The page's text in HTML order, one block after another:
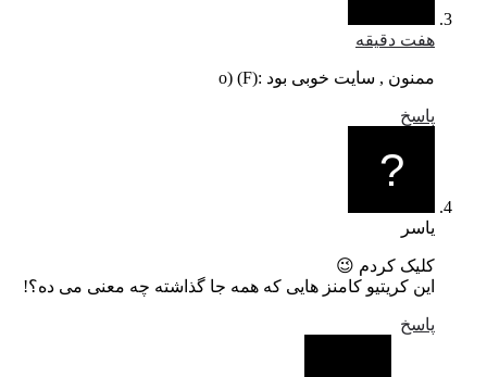
هفت دقیقه
ممنون , سایت خوبی بود :o) (F)
کلیک کردم 😉
این کریتیو کامنز هایی که همه جا گذاشته چه معنی می ده؟!